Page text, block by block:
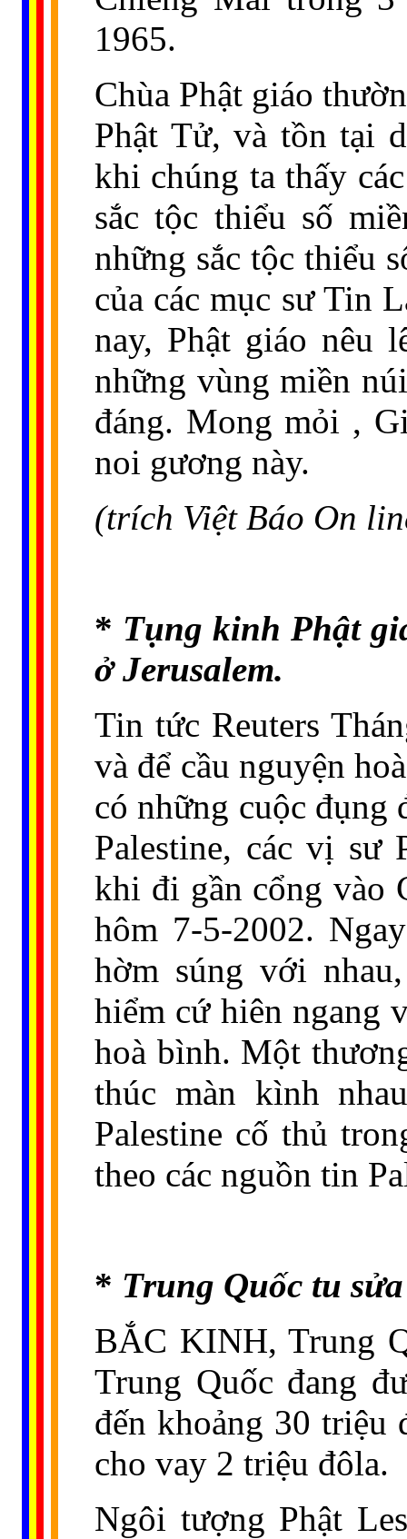
1965.
Chùa Phật giáo
Phật Tử, và tồn tại
khi chúng ta thấy
sắc tộc thiểu số
những sắc tộc thiểu
của các mục sư Tin
nay, Phật giáo nêu
những vùng miền
đáng. Mong mỏi ,
noi gương này.
(trích Việt Báo On
* Tụng kinh Phật
ở Jerusalem.
Tin tức Reuters
và để cầu nguyện
có những cuộc
Palestine, các vị sư
khi đi gần cổng vào
hôm 7-5-2002.
hờm súng với
hiểm cứ hiên ngang
hoà bình. Một
thúc màn kình
Palestine cố thủ
theo các nguồn tin
* Trung Quốc tu
BẮC KINH, Trung
Trung Quốc đang
đến khoảng 30 triệu
cho vay 2 triệu đôla.
Ngôi tượng Phật